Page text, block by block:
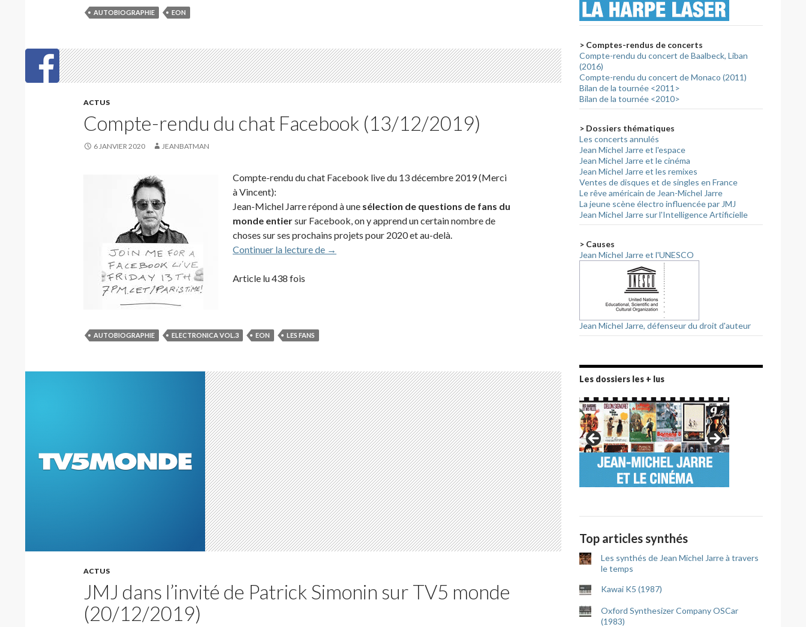
AUTOBIOGRAPHIE EON
ACTUS
Compte-rendu du chat Facebook (13/12/2019)
6 JANVIER 2020 JEANBATMAN
Compte-rendu du chat Facebook live du 13 décembre 2019 (Merci
à Vincent):
Jean-Michel Jarre répond à une sélection de questions de fans du
monde entiersur Facebook, on y apprend un certain nombre de
choses sur ses prochains projets pour 2020 et au-delà.
Continuer la lecture de Compte-rendu du chat Facebook (13/12/2019)
→
Article lu 438 fois
AUTOBIOGRAPHIE ELECTRONICA VOL.3 EON LES FANS
ACTUS
JMJ dans l’invité de Patrick Simonin sur TV5 monde
(20/12/2019)
> Comptes-rendus de concerts
Compte-rendu du concert de Baalbeck, Liban
(2016)
Compte-rendu du concert de Monaco (2011)
Bilan de la tournée <2011>
Bilan de la tournée <2010>
> Dossiers thématiques
Les concerts annulés
Jean Michel Jarre et l'espace
Jean Michel Jarre et le cinéma
Jean Michel Jarre et les remixes
Ventes de disques et de singles en France
Le rêve américain de Jean-Michel Jarre
La jeune scène électro influencée par JMJ
Jean Michel Jarre sur l'Intelligence Artificielle
> Causes
Jean Michel Jarre et l'UNESCO
Jean Michel Jarre, défenseur du droit d'auteur
Les dossiers les + lus
Top articles synthés
Les synthés de Jean Michel Jarre à travers
le temps
Kawai K5 (1987)
Oxford Synthesizer Company OSCar
(1983)